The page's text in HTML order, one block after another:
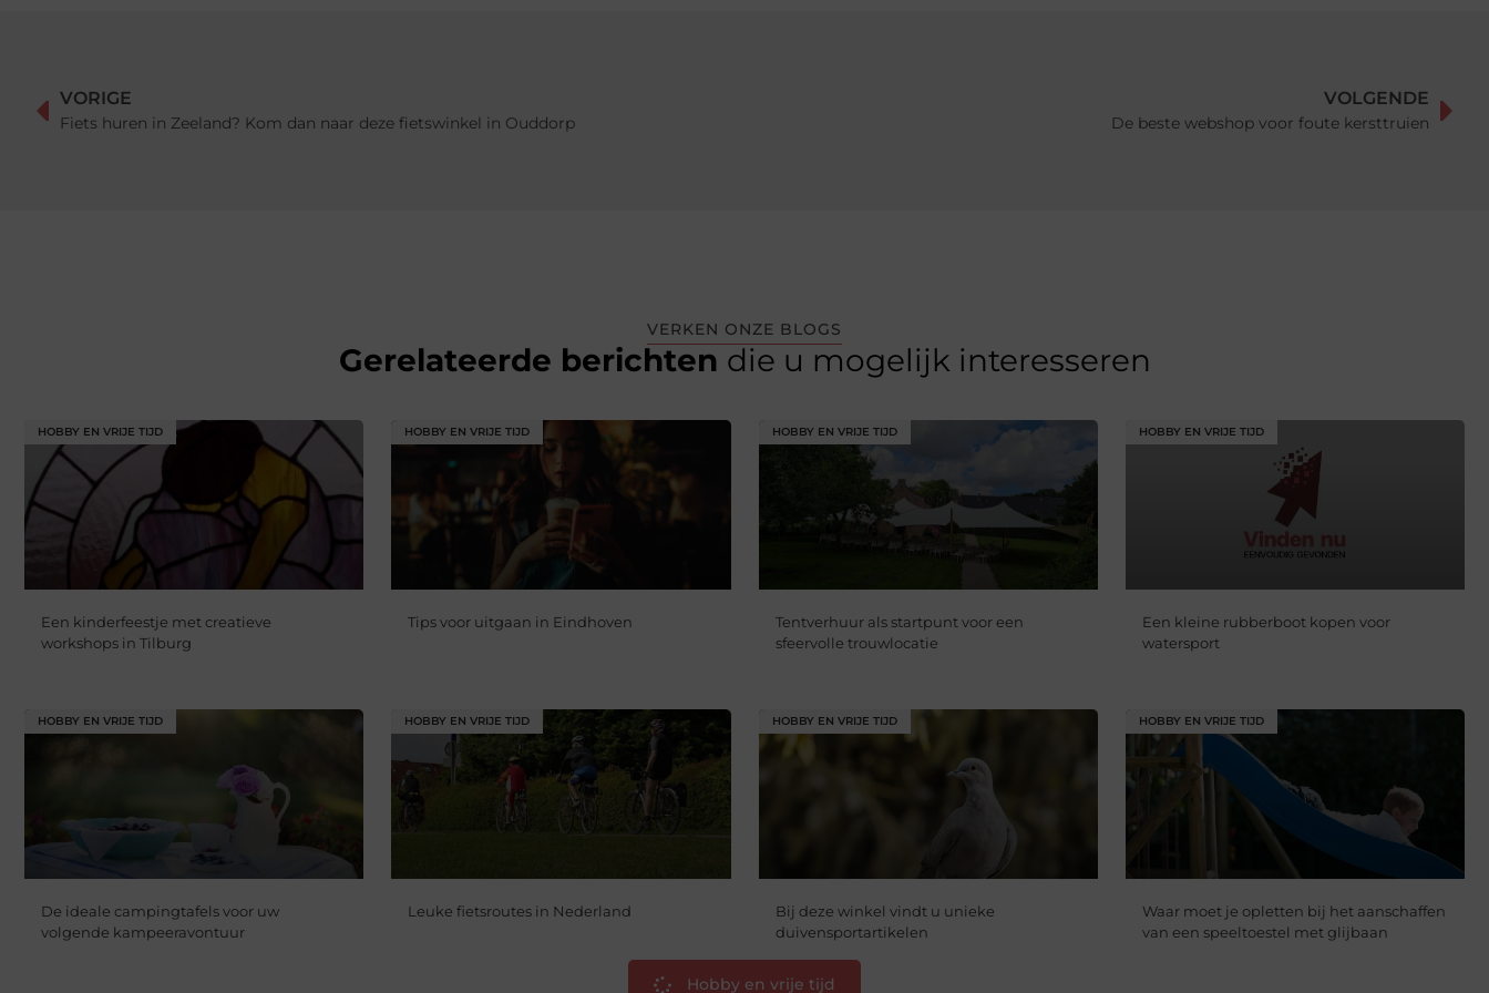
VORIGE
Fiets huren in Zeeland? Kom dan naar deze fietswinkel in Ouddorp
VOLGENDE
De beste webshop voor foute kersttruien
VERKEN ONZE BLOGS
Gerelateerde berichten die u mogelijk interesseren
HOBBY EN VRIJE TIJD
Een kinderfeestje met creatieve
workshops in Tilburg
HOBBY EN VRIJE TIJD
Tips voor uitgaan in Eindhoven
HOBBY EN VRIJE TIJD
Tentverhuur als startpunt voor een
sfeervolle trouwlocatie
HOBBY EN VRIJE TIJD
Een kleine rubberboot kopen voor
watersport
HOBBY EN VRIJE TIJD
De ideale campingtafels voor uw
volgende kampeeravontuur
HOBBY EN VRIJE TIJD
Leuke fietsroutes in Nederland
HOBBY EN VRIJE TIJD
Bij deze winkel vindt u unieke
duivensportartikelen
HOBBY EN VRIJE TIJD
Waar moet je opletten bij het aanschaffen
van een speeltoestel met glijbaan
Hobby en vrije tijd